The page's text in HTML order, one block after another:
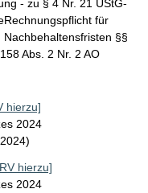
- zu § 4 Nr. 21 UStG-
für
§§
Abs. 2 Nr. 2 AO
hierzu]
2024
hierzu]
2024